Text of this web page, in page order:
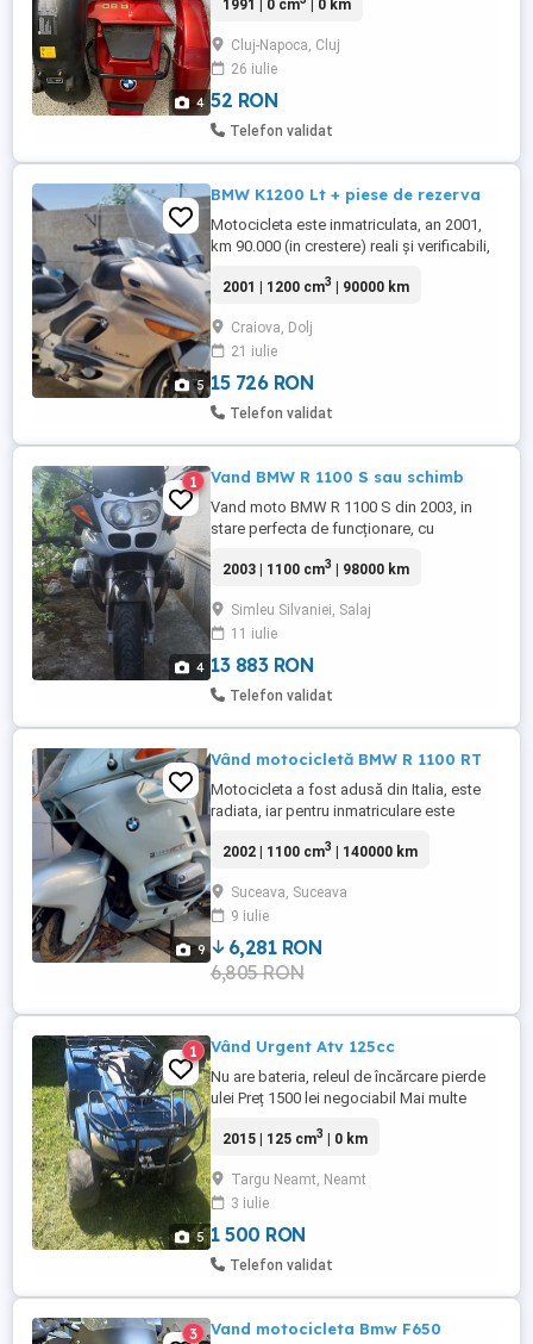
4
pret, va sunt la dispozitie.
1991 | 0 cm | 0 km
Cluj-Napoca, Cluj
26 iulie
52 RON
Telefon validat
5
BMW K1200 Lt + piese de rezerva
Motocicleta este inmatriculata, an 2001,
km 90.000 (in crestere) reali și verificabili,
automat, încălzire în mânere. * Furtunuri
Cauciucuri noi rulate 1000 km- Michelin; *
Ambreiaj schimbat (2000km); * Abs
functional; * ...
2001 | 1200 cm3 | 90000 km
Craiova, Dolj
21 iulie
15 726 RON
Telefon validat
4
1 Vand BMW R 1100 S sau schimb
Vand moto BMW R 1100 S din 2003, in
stare perfecta de funcționare, cu
4x4, eventual cu diferența acolo unde este
2003 | 1100 cm3 | 98000 km
Simleu Silvaniei, Salaj
11 iulie
13 883 RON
Telefon validat
9
Vând motocicletă BMW R 1100 RT
Motocicleta a fost adusă din Italia, este
radiata, iar pentru inmatriculare este
2002 | 1100 cm3 | 140000 km
Suceava, Suceava
9 iulie
6,281 RON
6,805 RON
5
1 Vând Urgent Atv 125cc
Nu are bateria, releul de încărcare pierde
ulei Preț 1500 lei negociabil Mai multe
2015 | 125 cm3 | 0 km
Targu Neamt, Neamt
3 iulie
1 500 RON
Telefon validat
3 Vand motocicleta Bmw F650